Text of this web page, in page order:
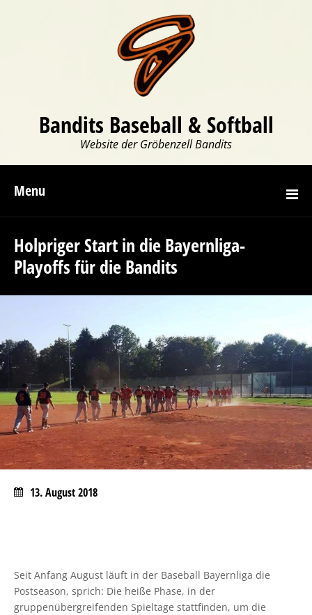
Bandits Baseball & Softball
Website der Gröbenzell Bandits
Menu
Holpriger Start in die Bayernliga-
Playoffs für die Bandits
13. August 2018
Seit Anfang August läuft in der Baseball Bayernliga die
Postseason, sprich: Die heiße Phase, in der
gruppenübergreifenden Spieltage stattfinden, um die